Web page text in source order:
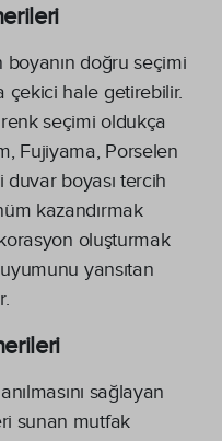
doğru seçimi
çekici hale getirebilir.
seçimi oldukça
Fujiyama, Porselen
boyası tercih
kazandırmak
oluşturmak
yansıtan
sağlayan
sunan mutfak